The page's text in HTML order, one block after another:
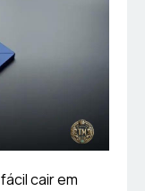
cair em